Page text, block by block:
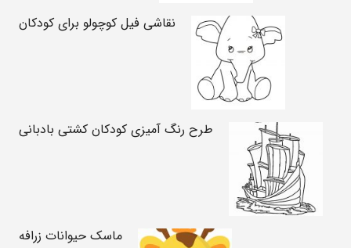
نقاشی فیل کوچولو برای کودکان
طرح رنگ آمیزی کودکان کشتی بادبانی
ماسک حیوانات زرافه